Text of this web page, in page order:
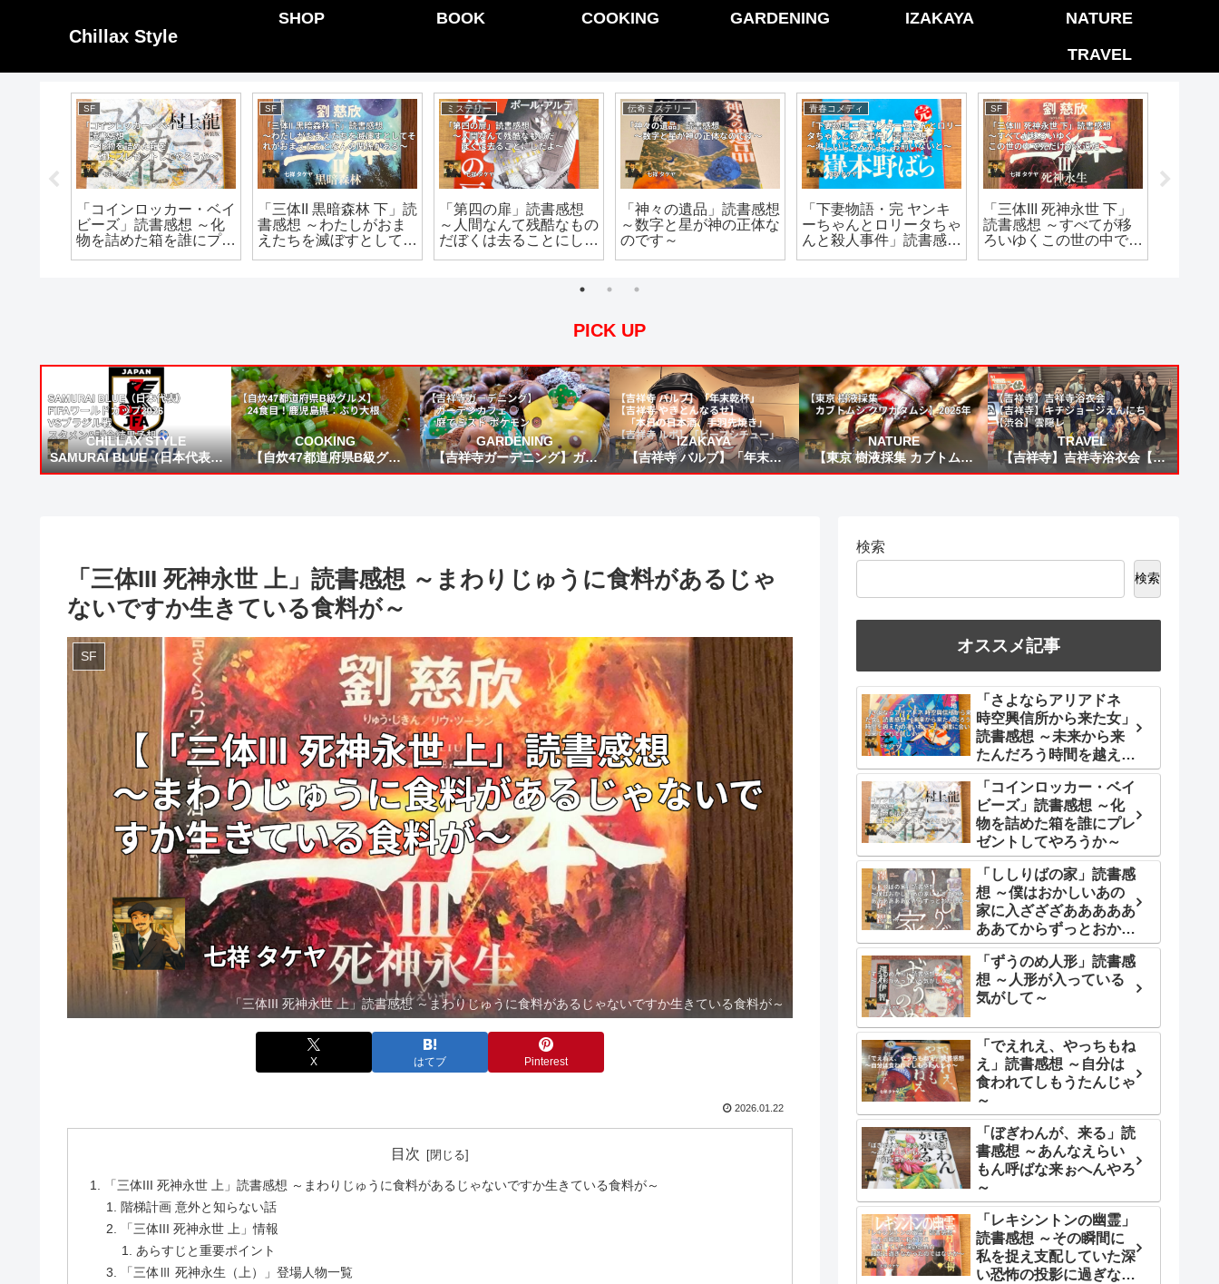
Chillax Style
SHOP BOOK COOKING GARDENING IZAKAYA
NATURE
TRAVEL
SF
「コインロッカー・ベイ
ビーズ」読書感想 ～化
物を詰めた箱を誰にプレ
SF
「三体II 黒暗森林 下」読
書感想 ～わたしがおま
えたちを滅ぼすとしてそ
ミステリー
「第四の扉」読書感想
～人間なんて残酷なもの
だぼくは去ることにした
伝奇ミステリー
「神々の遺品」読書感想
～数字と星が神の正体な
のです～
青春コメディ
「下妻物語・完 ヤンキ
ーちゃんとロリータちゃ
んと殺人事件」読書感想
SF
「三体III 死神永世 下」
読書感想 ～すべてが移
ろいゆくこの世の中で死
PICK UP
CHILLAX STYLE
SAMURAI BLUE（日本代表）
FIFAワールドカップ2026 VS
COOKING
【自炊47都道府県B級グル
メ】24食目！鹿児島県：ぶり
GARDENING
【吉祥寺ガーデニング】ガー
デンカフェ☕庭でミスド ポケ
IZAKAYA
【吉祥寺 バルブ】「年末乾
杯」【吉祥寺 やきとんなる
NATURE
【東京 樹液採集 カブトムシ
クワガタムシ】2025年
TRAVEL
【吉祥寺】吉祥寺浴衣会【吉
祥寺】キチジョージえんにち
「三体III 死神永世 上」読書感想 ～まわりじゅうに食料があるじゃ
ないですか生きている食料が～
SF
「三体III 死神永世 上」読書感想 ～まわりじゅうに食料があるじゃないですか生きている食料が～
X はてブ Pinterest
2026.01.22
目次
「三体III 死神永世 上」読書感想 ～まわりじゅうに食料があるじゃないですか生きている食料が～
階梯計画 意外と知らない話
「三体III 死神永世 上」情報
あらすじと重要ポイント
「三体Ⅲ 死神永生（上）」登場人物一覧
検索
検索
オススメ記事
「さよならアリアドネ
時空興信所から来た女」
読書感想 ～未来から来
たんだろう時間を越えた
の凄いねこうして僕に会
いに来てくれて嬉しい～
「コインロッカー・ベイ
ビーズ」読書感想 ～化
物を詰めた箱を誰にプレ
ゼントしてやろうか～
「ししりばの家」読書感
想 ～僕はおかしいあの
家に入ざざざあああああ
ああてからずっとおかし
い～
「ずうのめ人形」読書感
想 ～人形が入っている
気がして～
「でえれえ、やっちもね
え」読書感想 ～自分は
食われてしもうたんじゃ
～
「ぼぎわんが、来る」読
書感想 ～あんなえらい
もん呼ばな来ぉへんやろ
～
「レキシントンの幽霊」
読書感想 ～その瞬間に
私を捉え支配していた深
い恐怖の投影に過ぎなか